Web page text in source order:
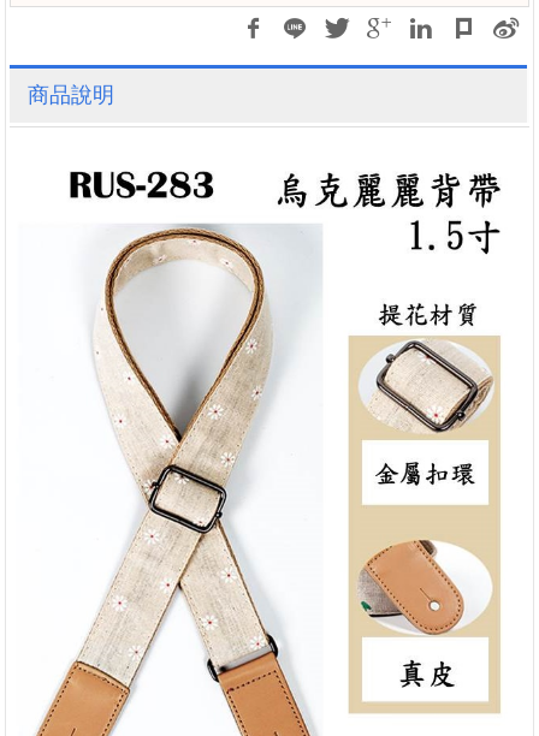
商品說明